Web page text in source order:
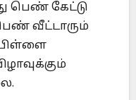
பெண் கேட்டு
வீட்டாரும்